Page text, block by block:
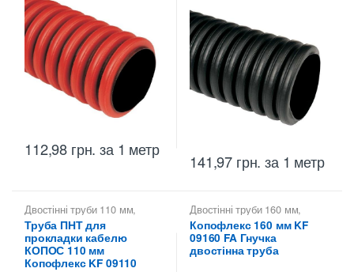
112,98 грн. за 1 метр
141,97 грн. за 1 метр
Двостінні труби 110 мм,
Копофлекс КОПОС — гнучкі
двостінні труби,Труби
двостінні KOPOS -
Копофлекс Коподур
Труба ПНТ для
прокладки кабелю
КОПОС 110 мм
Копофлекс KF 09110
Двостінні труби 160 мм,
Копофлекс КОПОС — гнучкі
двостінні труби,Труби
двостінні KOPOS -
Копофлекс Коподур
Копофлекс 160 мм KF
09160 FA Гнучка
двостінна труба